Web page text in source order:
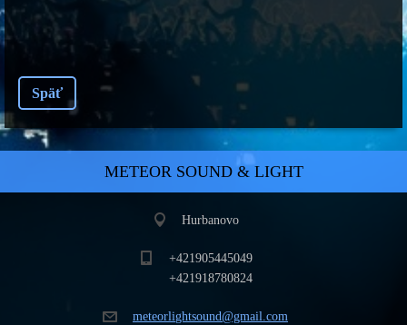
Späť
METEOR SOUND & LIGHT
Hurbanovo
+421905445049
+421918780824
meteorlightsound@gmail.com